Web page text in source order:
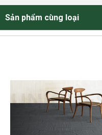
Sản phẩm cùng loại